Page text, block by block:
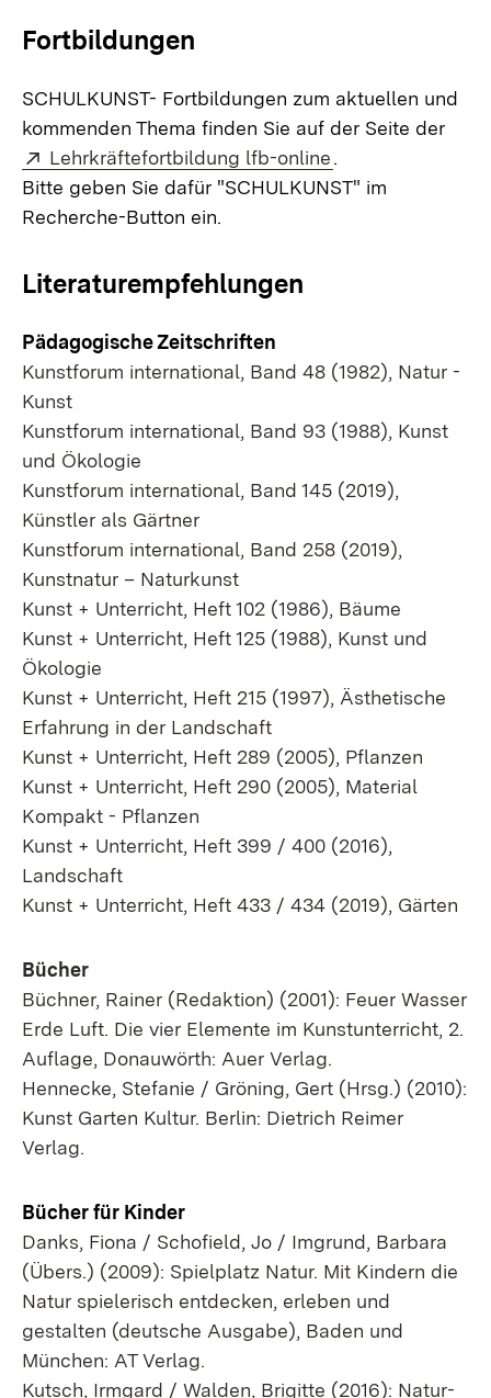
Fortbildungen
SCHULKUNST- Fortbildungen zum aktuellen und
kommenden Thema finden Sie auf der Seite der
Extern:
Lehrkräftefortbildung lfb-online.
Bitte geben Sie dafür "SCHULKUNST" im
Recherche-Button ein.
Literaturempfehlungen
Pädagogische Zeitschriften
Kunstforum international, Band 48 (1982), Natur -
Kunst
Kunstforum international, Band 93 (1988), Kunst
und Ökologie
Kunstforum international, Band 145 (2019),
Künstler als Gärtner
Kunstforum international, Band 258 (2019),
Kunstnatur – Naturkunst
Kunst + Unterricht, Heft 102 (1986), Bäume
Kunst + Unterricht, Heft 125 (1988), Kunst und
Ökologie
Kunst + Unterricht, Heft 215 (1997), Ästhetische
Erfahrung in der Landschaft
Kunst + Unterricht, Heft 289 (2005), Pflanzen
Kunst + Unterricht, Heft 290 (2005), Material
Kompakt - Pflanzen
Kunst + Unterricht, Heft 399 / 400 (2016),
Landschaft
Kunst + Unterricht, Heft 433 / 434 (2019), Gärten
Bücher
Büchner, Rainer (Redaktion) (2001): Feuer Wasser
Erde Luft. Die vier Elemente im Kunstunterricht, 2.
Auflage, Donauwörth: Auer Verlag.
Hennecke, Stefanie / Gröning, Gert (Hrsg.) (2010):
Kunst Garten Kultur. Berlin: Dietrich Reimer
Verlag.
Bücher für Kinder
Danks, Fiona / Schofield, Jo / Imgrund, Barbara
(Übers.) (2009): Spielplatz Natur. Mit Kindern die
Natur spielerisch entdecken, erleben und
gestalten (deutsche Ausgabe), Baden und
München: AT Verlag.
Kutsch, Irmgard / Walden, Brigitte (2016): Natur-